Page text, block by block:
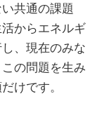
共通の課題
からエネルギ
、現在のみな
の問題を生み
けです。